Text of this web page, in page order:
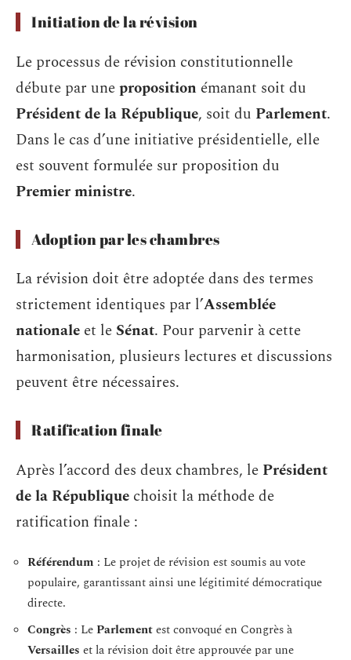
Initiation de la révision
Le processus de révision constitutionnelle
débute par uneproposition émanant soit du
Président de la République, soit du Parlement.
Dans le cas d’une initiative présidentielle, elle
est souvent formulée sur proposition du
Premier ministre.
Adoption par les chambres
La révision doit être adoptée dans des termes
strictement identiques par l’Assemblée
nationale et le Sénat. Pour parvenir à cette
harmonisation, plusieurs lectures et discussions
peuvent être nécessaires.
Ratification finale
Après l’accord des deux chambres, le Président
de la République choisit la méthode de
ratification finale :
Référendum : Le projet de révision est soumis au vote
populaire, garantissant ainsi une légitimité démocratique
directe.
Congrès : Le Parlementest convoqué en Congrès à
Versailles et la révision doit être approuvée par une